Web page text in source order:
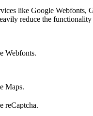
like Google
reduce the
Webfonts.
Maps.
reCaptcha.